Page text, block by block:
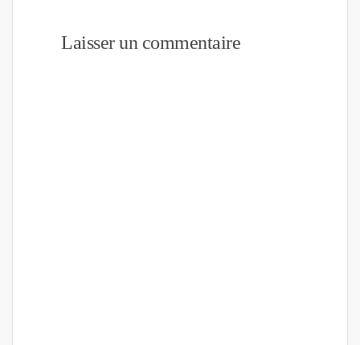
Laisser un commentaire